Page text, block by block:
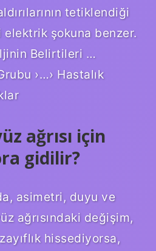
tetiklendiği
elektrik şokuna benzer.
Belirtileri …
›…› Hastalık
ağrısı için
gidilir?
asimetri, duyu ve
ağrısındaki değişim,
hissediyorsa,